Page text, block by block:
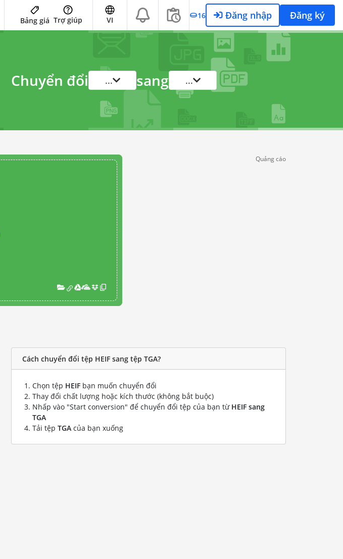
Bảng giá Trợ giúp VI 16 Đăng nhập Đăng ký
Chuyển đổi ... sang ...
Quảng cáo
Cách chuyển đổi tệp HEIF sang tệp TGA?
Chọn tệp HEIF bạn muốn chuyển đổi
Thay đổi chất lượng hoặc kích thước (không bắt buộc)
Nhấp vào "Start conversion" để chuyển đổi tệp của bạn từ HEIF sang
TGA
Tải tệp TGA của bạn xuống